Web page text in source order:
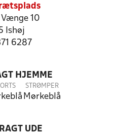
Vænge 10
Ishøj
6287
HJEMME
STRØMPER
Mørkeblå
UDE